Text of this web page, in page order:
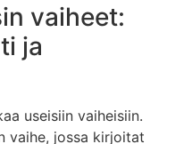
vaiheet:
ja
useisiin vaiheisiin.
vaihe, jossa kirjoitat